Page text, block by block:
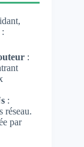
:
:
réseau.
par